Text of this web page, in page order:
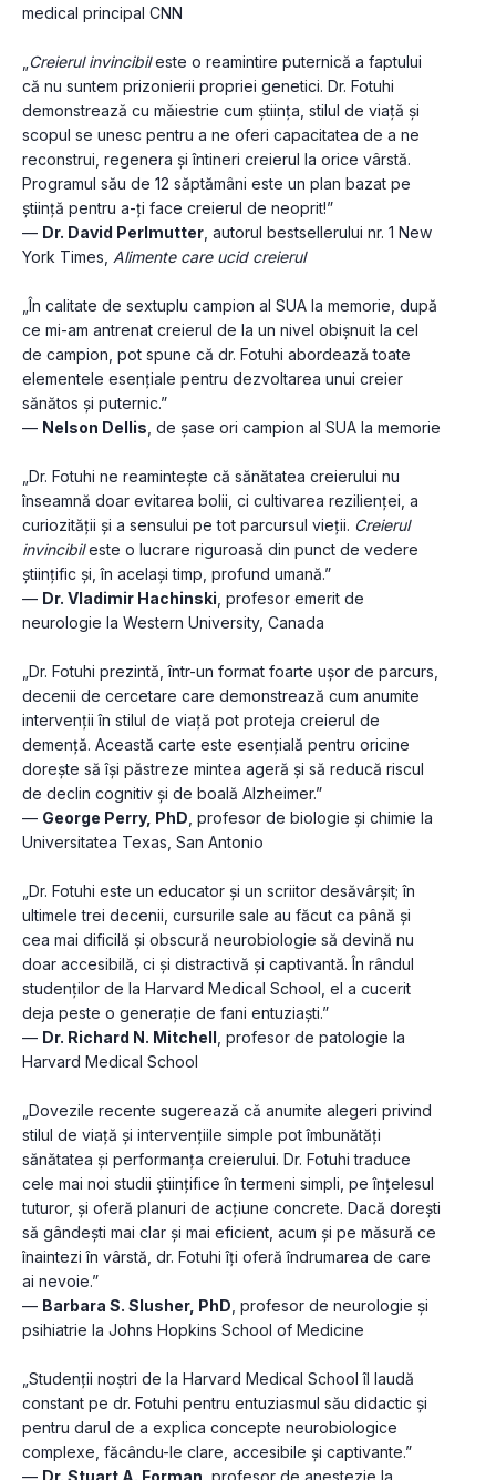
medical principal CNN
Creierul invincibil este o reamintire puternică a faptului
că nu suntem prizonierii propriei genetici. Dr. Fotuhi
demonstrează cu măiestrie cum știința, stilul de viață și
scopul se unesc pentru a ne oferi capacitatea de a ne
reconstrui, regenera și întineri creierul la orice vârstă.
Programul său de 12 săptămâni este un plan bazat pe
știință pentru a-ți face creierul de neoprit!”
— Dr. David Perlmutter , autorul bestsellerului nr. 1 New
York Times, Alimente care ucid creierul
„În calitate de sextuplu campion al SUA la memorie, după
ce mi-am antrenat creierul de la un nivel obișnuit la cel
de campion, pot spune că dr. Fotuhi abordează toate
elementele esențiale pentru dezvoltarea unui creier
sănătos și puternic.”
— Nelson Dellis , de șase ori campion al SUA la memorie
„Dr. Fotuhi ne reamintește că sănătatea creierului nu
înseamnă doar evitarea bolii, ci cultivarea rezilienței, a
curiozității și a sensului pe tot parcursul vieții. Creierul
invincibil este o lucrare riguroasă din punct de vedere
științific și, în același timp, profund umană.”
— Dr. Vladimir Hachinski , profesor emerit de
neurologie la Western University, Canada
„Dr. Fotuhi prezintă, într-un format foarte ușor de parcurs,
decenii de cercetare care demonstrează cum anumite
intervenții în stilul de viață pot proteja creierul de
demență. Această carte este esențială pentru oricine
dorește să își păstreze mintea ageră și să reducă riscul
de declin cognitiv și de boală Alzheimer.”
— George Perry, PhD , profesor de biologie și chimie la
Universitatea Texas, San Antonio
„Dr. Fotuhi este un educator și un scriitor desăvârșit; în
ultimele trei decenii, cursurile sale au făcut ca până și
cea mai dificilă și obscură neurobiologie să devină nu
doar accesibilă, ci și distractivă și captivantă. În rândul
studenților de la Harvard Medical School, el a cucerit
deja peste o generație de fani entuziaști.”
— Dr. Richard N. Mitchell , profesor de patologie la
Harvard Medical School
„Dovezile recente sugerează că anumite alegeri privind
stilul de viață și intervențiile simple pot îmbunătăți
sănătatea și performanța creierului. Dr. Fotuhi traduce
cele mai noi studii științifice în termeni simpli, pe înțelesul
tuturor, și oferă planuri de acțiune concrete. Dacă dorești
să gândești mai clar și mai eficient, acum și pe măsură ce
înaintezi în vârstă, dr. Fotuhi îți oferă îndrumarea de care
ai nevoie.”
— Barbara S. Slusher, PhD , profesor de neurologie și
psihiatrie la Johns Hopkins School of Medicine
„Studenții noștri de la Harvard Medical School îl laudă
constant pe dr. Fotuhi pentru entuziasmul său didactic și
pentru darul de a explica concepte neurobiologice
complexe, făcându-le clare, accesibile și captivante.”
— Dr. Stuart A. Forman , profesor de anestezie la